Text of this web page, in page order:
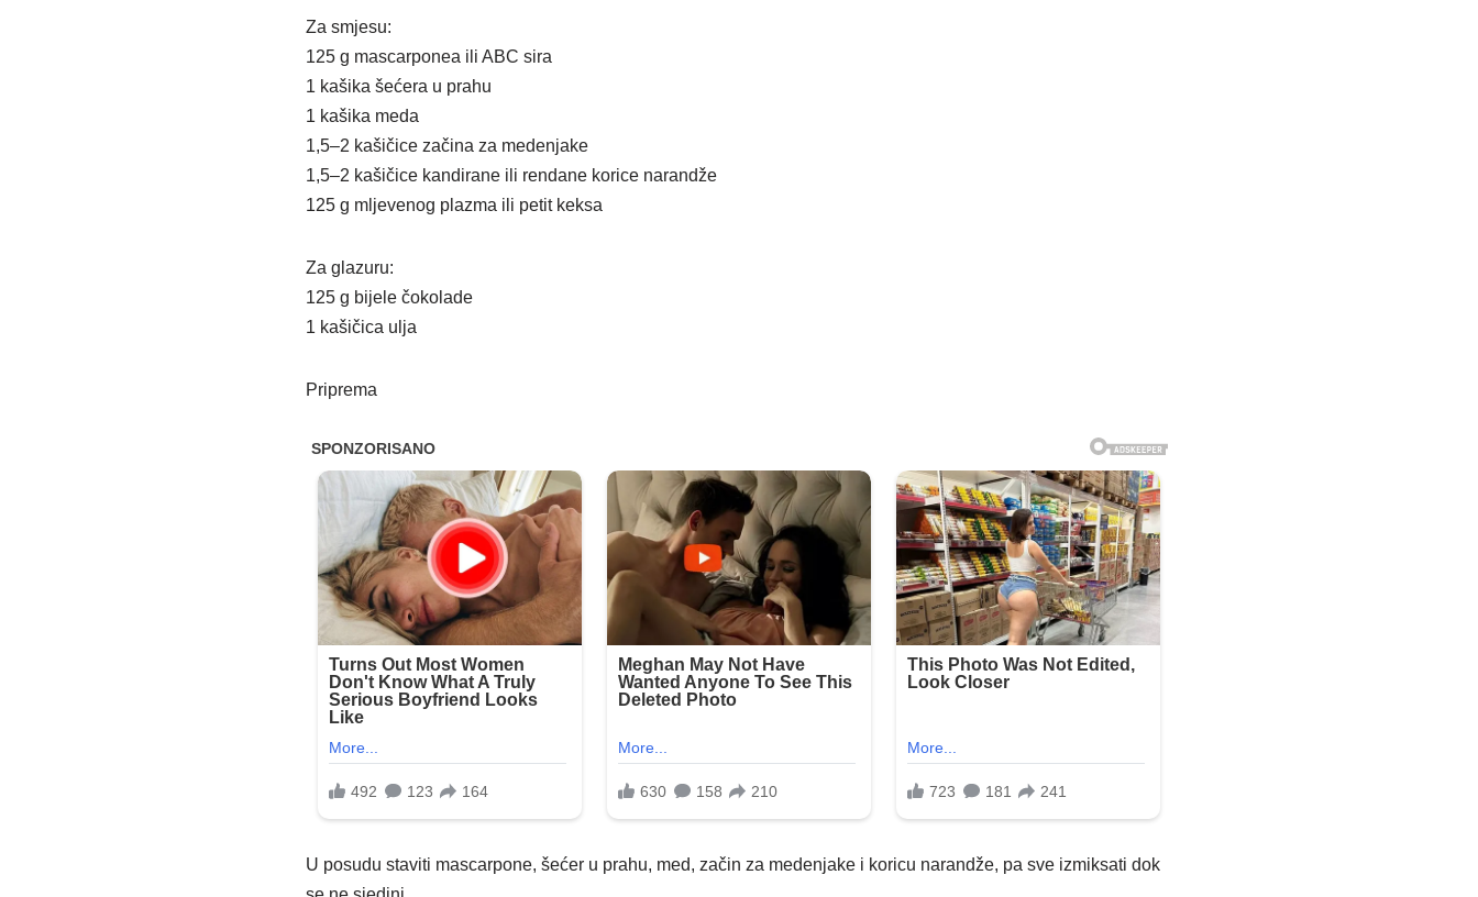
Za smjesu:
125 g mascarponea ili ABC sira
1 kašika šećera u prahu
1 kašika meda
1,5–2 kašičice začina za medenjake
1,5–2 kašičice kandirane ili rendane korice narandže
125 g mljevenog plazma ili petit keksa
Za glazuru:
125 g bijele čokolade
1 kašičica ulja
Priprema
U posudu staviti mascarpone, šećer u prahu, med, začin za medenjake i koricu narandže, pa sve izmiksati dok